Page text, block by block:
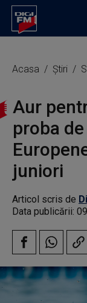
Acasa Știri
Aur
proba
juniori
Articol scris de
Data publicării: